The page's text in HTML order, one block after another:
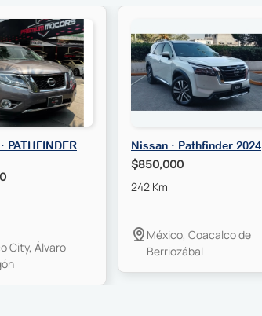
PATHFINDER
City, Álvaro
Nissan · Pathfinder 2024
$850,000
242 Km
México, Coacalco de
Berriozábal